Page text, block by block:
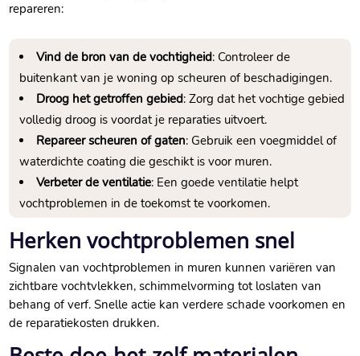
repareren:
Vind de bron van de vochtigheid: Controleer de
buitenkant van je woning op scheuren of beschadigingen.​
Droog het getroffen gebied: Zorg dat het vochtige gebied
volledig droog is voordat je reparaties uitvoert.​
Repareer scheuren of gaten: Gebruik een voegmiddel of
waterdichte coating die geschikt is voor muren.​
Verbeter de ventilatie: Een goede ventilatie helpt
vochtproblemen in de toekomst te voorkomen.​
Herken vochtproblemen snel
Signalen van vochtproblemen in muren kunnen variëren van
zichtbare vochtvlekken, schimmelvorming tot loslaten van
behang of verf.​ Snelle actie kan verdere schade voorkomen en
de reparatiekosten drukken.​